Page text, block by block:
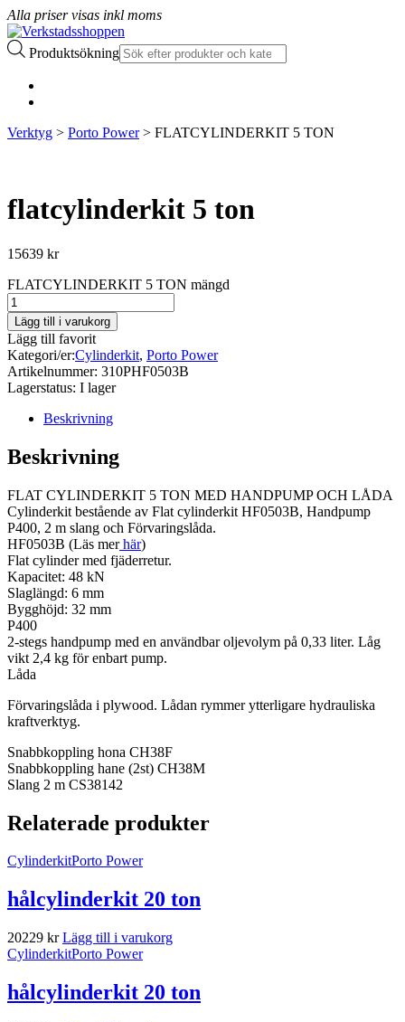
Alla priser visas inkl moms
Produktsökning
Verktyg > Porto Power> FLATCYLINDERKIT 5 TON
flatcylinderkit 5 ton
15639 kr
FLATCYLINDERKIT 5 TON mängd
Lägg till i varukorg
Lägg till favorit
Kategori/er:Cylinderkit, Porto Power
Artikelnummer: 310PHF0503B
Lagerstatus: I lager
Beskrivning
Beskrivning
FLAT CYLINDERKIT 5 TON MED HANDPUMP OCH LÅDA
Cylinderkit bestående av Flat cylinderkit HF0503B, Handpump
P400, 2 m slang och Förvaringslåda.
HF0503B (Läs merhär)
Flat cylinder med fjäderretur.
Kapacitet: 48 kN
Slaglängd: 6 mm
Bygghöjd: 32 mm
P400
2-stegs handpump med en användbar oljevolym på 0,33 liter. Låg
vikt 2,4 kg för enbart pump.
Låda
Förvaringslåda i plywood. Lådan rymmer ytterligare hydrauliska
kraftverktyg.
Snabbkoppling hona CH38F
Snabbkoppling hane (2st) CH38M
Slang 2 m CS38142
Relaterade produkter
CylinderkitPorto Power
hålcylinderkit 20 ton
20229 kr Lägg till i varukorg
CylinderkitPorto Power
hålcylinderkit 20 ton